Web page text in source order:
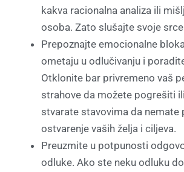
kakva racionalna analiza ili
osoba. Zato slušajte svoje
Prepoznajte emocionalne
ometaju u odlučivanju i
Otklonite bar privremeno vaš
strahove da možete pogrešiti
stvarate stavovima da nemate
ostvarenje vaših želja i ciljeva.
Preuzmite u potpunosti
odluke. Ako ste neku odluku